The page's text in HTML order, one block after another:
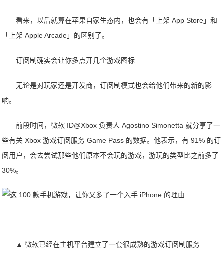
看来，以后就算在苹果自家生态内，也会有「上架 App Store」和
「上架 Apple Arcade」的区别了。
订阅制确实会让你多点开几个游戏图标
无论是对玩家还是开发商，订阅制模式也会给他们带来的新的影
响。
前段时间，微软 ID@Xbox 负责人 Agostino Simonetta 就分享了一
些有关 Xbox 游戏订阅服务 Game Pass 的数据。他表示，有 91% 的订
阅用户，会去尝试那些他们原本不会玩的游戏，游玩的类型比之前多了
30%。
▲ 微软已经在主机平台建立了一套很成熟的游戏订阅制服务